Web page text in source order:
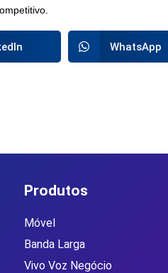
WhatsApp
Produtos
Móvel
Banda Larga
Vivo Voz Negócio